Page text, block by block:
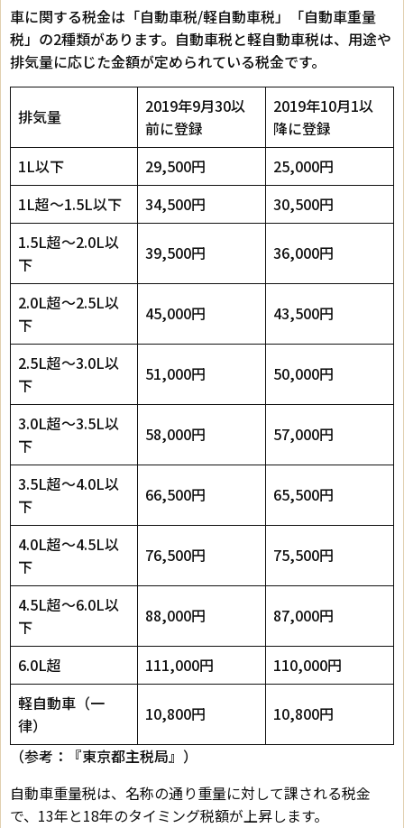
車に関する税金は「自動車税/軽自動車税」「自動車重量
税」の2種類があります。自動車税と軽自動車税は、用途や
排気量に応じた金額が定められている税金です。
排気量
2019年9月30以
前に登録
2019年10月1以
降に登録
1L以下
29,500円
25,000円
1L超～1.5L以下
34,500円
30,500円
1.5L超～2.0L以
下
39,500円 36,000円
2.0L超～2.5L以
下
45,000円 43,500円
2.5L超～3.0L以
下
51,000円 50,000円
3.0L超～3.5L以
下
58,000円 57,000円
3.5L超～4.0L以
下
66,500円 65,500円
4.0L超～4.5L以
下
76,500円 75,500円
4.5L超～6.0L以
下
88,000円 87,000円
6.0L超 111,000円
110,000円
軽自動車（一
律）
10,800円
10,800円
（参考：『東京都主税局』）
自動車重量税は、名称の通り重量に対して課される税金
で、13年と18年のタイミング税額が上昇します。